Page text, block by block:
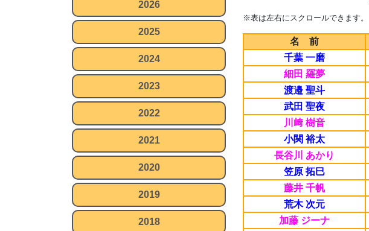
※表は左右にスクロールできます。
名 前
千葉 一磨
細田 羅夢
渡邉 聖斗
武田 聖夜
川﨑 樹音
小関 裕太
長谷川 あかり
笠原 拓巳
藤井 千帆
荒木 次元
加藤 ジーナ
2026
2025
2024
2023
2022
2021
2020
2019
2018